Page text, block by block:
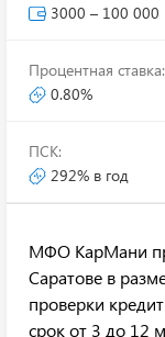
3000 – 100 000
Процентная ставка:
0.80%
ПСК:
292% в год
МФО КарМани
Саратове в
проверки
срок от 3 до 12